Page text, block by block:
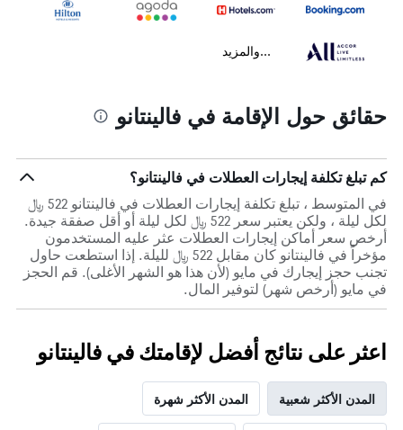
...والمزيد
حقائق حول الإقامة في فالينتانو
كم تبلغ تكلفة إيجارات العطلات في فالينتانو؟
في المتوسط ، تبلغ تكلفة إيجارات العطلات في فالينتانو 522 ﷼
لكل ليلة ، ولكن يعتبر سعر 522 ﷼ لكل ليلة أو أقل صفقة جيدة.
أرخص سعر أماكن إيجارات العطلات عثر عليه المستخدمون
مؤخراً في فالينتانو كان مقابل 522 ﷼ لليلة. إذا استطعت حاول
تجنب حجز إيجارك في مايو (لأن هذا هو الشهر الأغلى). قم الحجز
في مايو (أرخص شهر) لتوفير المال.
اعثر على نتائج أفضل لإقامتك في فالينتانو
المدن الأكثر شعبية المدن الأكثر شهرة